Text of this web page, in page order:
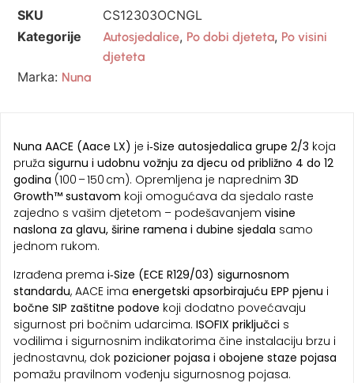
SKU
CS12303OCNGL
Kategorije
Autosjedalice, Po dobi djeteta, Po visini
djeteta
Marka: Nuna
Nuna AACE (Aace LX) je i‑Size autosjedalica grupe 2/3 koja
pruža sigurnu i udobnu vožnju za djecu od približno 4 do 12
godina (100 – 150 cm). Opremljena je naprednim 3D
Growth™ sustavom koji omogućava da sjedalo raste
zajedno s vašim djetetom – podešavanjem visine
naslona za glavu, širine ramena i dubine sjedala samo
jednom rukom.
Izrađena prema i‑Size (ECE R129/03) sigurnosnom
standardu, AACE ima energetski apsorbirajuću EPP pjenu i
bočne SIP zaštitne podove koji dodatno povećavaju
sigurnost pri bočnim udarcima. ISOFIX priključci s
vodilima i sigurnosnim indikatorima čine instalaciju brzu i
jednostavnu, dok pozicioner pojasa i obojene staze pojasa
pomažu pravilnom vođenju sigurnosnog pojasa.